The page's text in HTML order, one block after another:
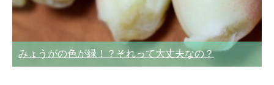
みょうがの色が緑！？それって大丈夫なの？